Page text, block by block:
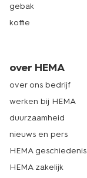
gebak
koffie
over HEMA
over ons bedrijf
werken bij HEMA
duurzaamheid
nieuws en pers
HEMA geschiedenis
HEMA zakelijk